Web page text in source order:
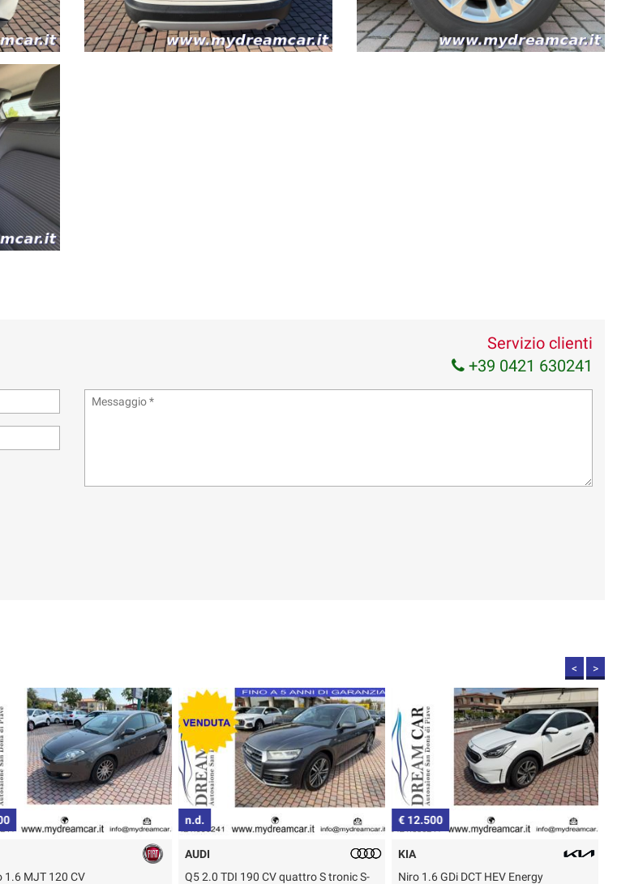
Servizio clienti
+39 0421 630241
< >
1.6 MJT 120 CV
n.d.
AUDI
Q5 2.0 TDI 190 CV quattro S tronic S-
€ 12.500
KIA
Niro 1.6 GDi DCT HEV Energy